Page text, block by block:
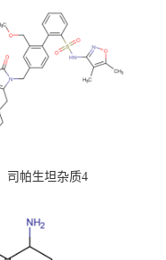
司帕生坦杂质4